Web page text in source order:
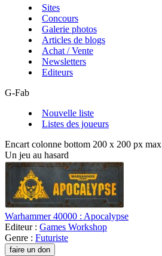
Sites
Concours
Galerie photos
Articles de blogs
Achat / Vente
Newsletters
Editeurs
G-Fab
Nouvelle liste
Listes des joueurs
Encart colonne bottom 200 x 200 px max
Un jeu au hasard
Warhammer 40000 : Apocalypse
Editeur : Games Workshop
Genre : Futuriste